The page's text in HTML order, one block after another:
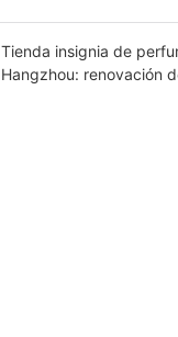
Tienda insignia de
Hangzhou: renovación